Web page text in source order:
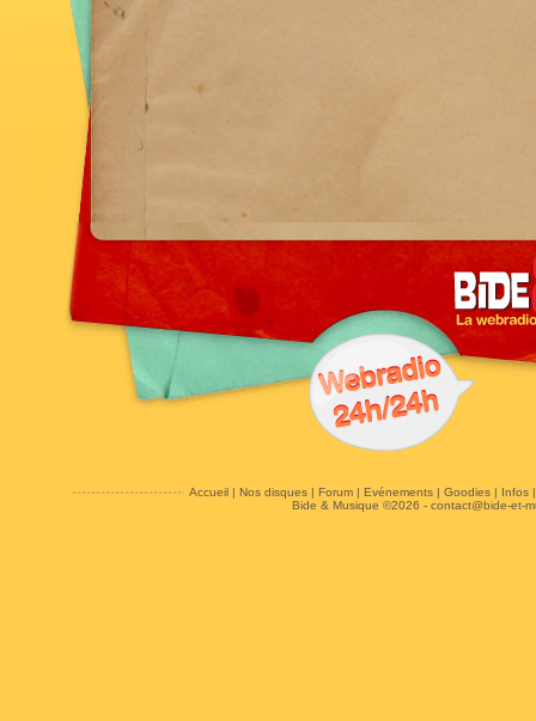
Accueil| Nos disques| Forum| Evénements| Goodies| Infos
Bide & Musique ©2026 - contact@bide-et-